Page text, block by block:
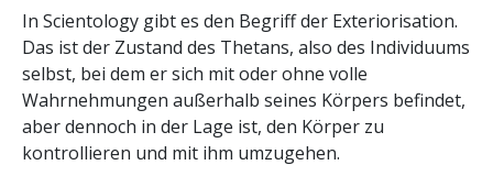
In Scientology gibt es den Begriff der Exteriorisation.
Das ist der Zustand des Thetans, also des Individuums
selbst, bei dem er sich mit oder ohne volle
Wahrnehmungen außerhalb seines Körpers befindet,
aber dennoch in der Lage ist, den Körper zu
kontrollieren und mit ihm umzugehen.